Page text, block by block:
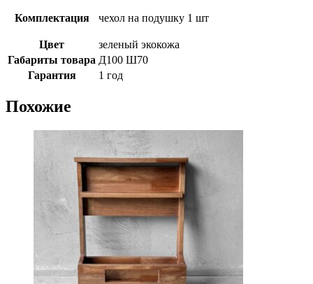
Комплектация чехол на подушку 1 шт
Цвет
зеленый экокожа
Габариты товара Д100 Ш70
Гарантия
1 год
Похожие